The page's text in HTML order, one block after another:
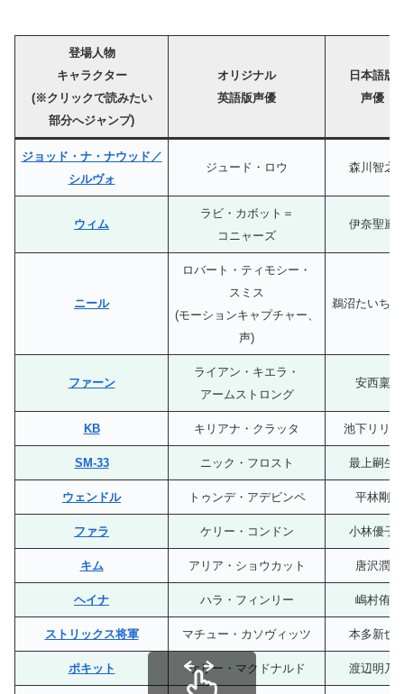
登場人物
キャラクター
(※クリックで読みたい
部分へジャンプ)
オリジナル
英語版声優
日本語版
声優
ジョッド・ナ・ナウッド／
シルヴォ
ジュード・ロウ 森川智之
ウィム
ラビ・カボット＝
コニャーズ
伊奈聖嵐
ニール
ロバート・ティモシー・
スミス
(モーションキャプチャー、
声)
鵜沼たいち
ファーン
ライアン・キエラ・
アームストロング
安西稟
KB キリアナ・クラッタ 池下リリコ
SM-33 ニック・フロスト 最上嗣生
ウェンドル トゥンデ・アデビンペ 平林剛
ファラ ケリー・コンドン 小林優子
キム アリア・ショウカット 唐沢潤
ヘイナ ハラ・フィンリー 嶋村侑
ストリックス将軍 マチュー・カソヴィッツ 本多新也
ポキット ケリー・マクドナルド 渡辺明乃